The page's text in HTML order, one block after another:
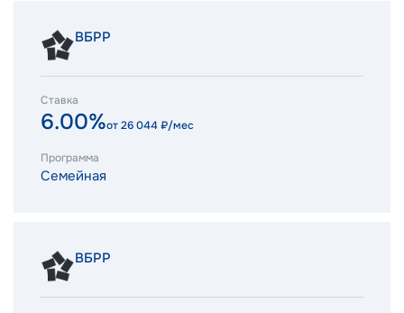
ВБРР
Ставка
6.00%от26 044₽/мес
Программа
Семейная
ВБРР